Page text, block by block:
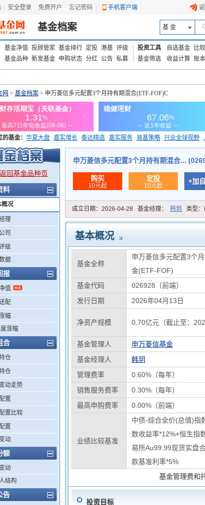
安全登录 免费开户 忘记密码 手机客户端
基金档案 基 金
基金净值 投顾管家 基金排行 定投 港基 评级
基金品种 新发基金 申购状态 分红 公告 私募
投资工具 自选基金
比较
基金筛选
收益计算 账本
网 > 基金档案 > 申万菱信多元配置3个月持有期混合(ETF-FOF)C
基金： 华夏大盘 嘉实增长 泰达精选 嘉实服务 易基策略 兴业全球视野
华安宏利 上证180价值ETF
返回基金品种页
料
概况
理
司
级
据
报
值
配
幅
涨幅
合
仓
仓
动走势
置
置比较
置
动
额
动
结构
告
申万菱信多元配置3个月持有期混合...
购买
10元起
定投
10元起
+加
成立日期： 2026-04-28 基金经理： 韩玥 类型：
基本概况
基金全称
申万菱信多元配置3个
金(ETF-FOF)
基金代码
026928（前端）
发行日期
2026年04月13日
净资产规模 0.70亿元（截止至：
基金管理人
申万菱信基金
基金经理人
韩玥
管理费率
0.60%（每年）
销售服务费率
0.30%（每年）
最高申购费率
0.00%（前端）
业绩比较基准
中债-综合全价(总值)指
数收益率*12%+恒生指
易所Au99.99现货实盘
款基准利率*5%
基金管理费和
投资目标